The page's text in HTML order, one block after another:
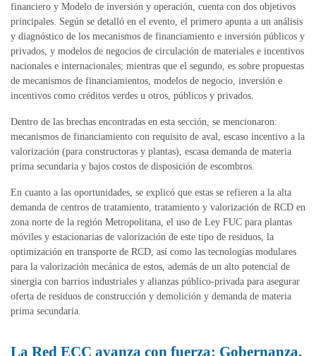
financiero y Modelo de inversión y operación, cuenta con dos objetivos
principales. Según se detalló en el evento, el primero apunta a un análisis
y diagnóstico de los mecanismos de financiamiento e inversión públicos y
privados, y modelos de negocios de circulación de materiales e incentivos
nacionales e internacionales; mientras que el segundo, es sobre propuestas
de mecanismos de financiamientos, modelos de negocio, inversión e
incentivos como créditos verdes u otros, públicos y privados.
Dentro de las brechas encontradas en esta sección, se mencionaron:
mecanismos de financiamiento con requisito de aval, escaso incentivo a la
valorización (para constructoras y plantas), escasa demanda de materia
prima secundaria y bajos costos de disposición de escombros.
En cuanto a las oportunidades, se explicó que estas se refieren a la alta
demanda de centros de tratamiento, tratamiento y valorización de RCD en
zona norte de la región Metropolitana, el uso de Ley FUC para plantas
móviles y estacionarias de valorización de este tipo de residuos, la
optimización en transporte de RCD, así como las tecnologías modulares
para la valorización mecánica de estos, además de un alto potencial de
sinergia con barrios industriales y alianzas público-privada para asegurar
oferta de residuos de construcción y demolición y demanda de materia
prima secundaria.
La Red ECC avanza con fuerza: Gobernanza,